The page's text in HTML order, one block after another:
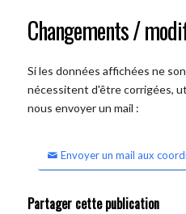
Changements /
Si les données affichées ne
nécessitent d'être corrigées,
nous envoyer un mail :
Envoyer un mail aux
Partager cette publication